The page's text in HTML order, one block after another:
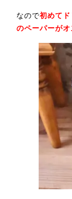
なので初めて
のペーパーがオ